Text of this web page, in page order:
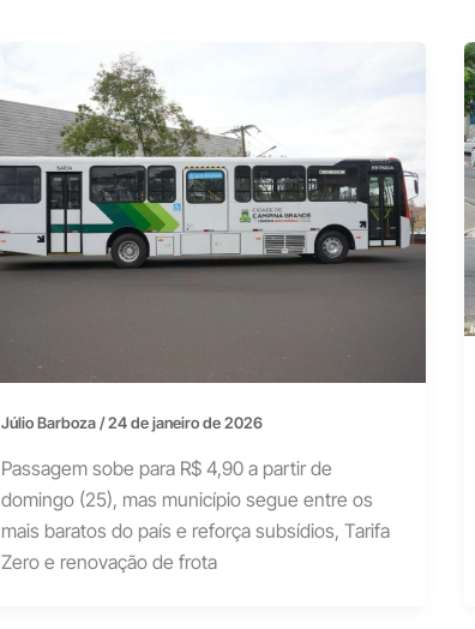
Júlio Barboza/24 de janeiro de 2026
Passagem sobe para R$ 4,90 a partir de
domingo (25), mas município segue entre os
mais baratos do país e reforça subsídios, Tarifa
Zero e renovação de frota